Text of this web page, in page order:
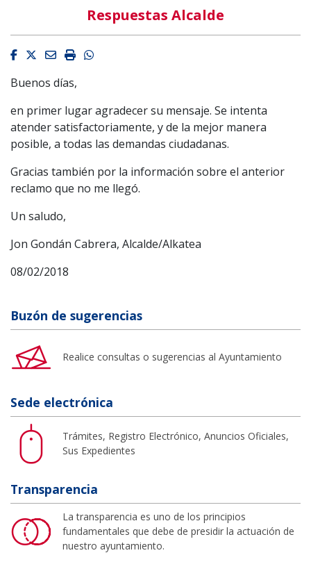
Respuestas Alcalde
Facebook
Twitter
EmailImprimirWhatsapp
Buenos días,
en primer lugar agradecer su mensaje. Se intenta
atender satisfactoriamente, y de la mejor manera
posible, a todas las demandas ciudadanas.
Gracias también por la información sobre el anterior
reclamo que no me llegó.
Un saludo,
Jon Gondán Cabrera, Alcalde/Alkatea
08/02/2018
Buzón de sugerencias
Realice consultas o sugerencias al Ayuntamiento
Sede electrónica
Trámites, Registro Electrónico, Anuncios Oficiales,
Sus Expedientes
Transparencia
La transparencia es uno de los principios
fundamentales que debe de presidir la actuación de
nuestro ayuntamiento.